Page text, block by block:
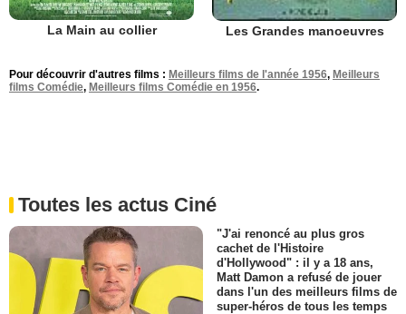
La Main au collier Les Grandes manoeuvres
Pour découvrir d'autres films : Meilleurs films de l'année 1956, Meilleurs
films Comédie, Meilleurs films Comédie en 1956.
Toutes les actus Ciné
"J'ai renoncé au plus gros
cachet de l'Histoire
d'Hollywood" : il y a 18 ans,
Matt Damon a refusé de jouer
dans l'un des meilleurs films de
super-héros de tous les temps